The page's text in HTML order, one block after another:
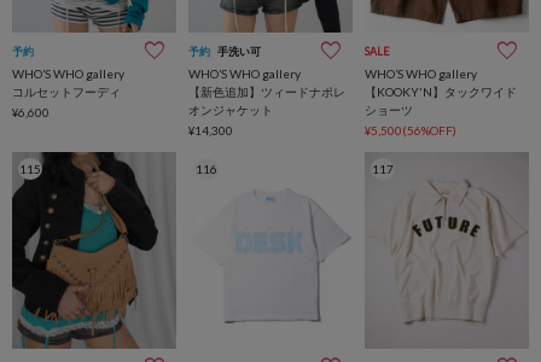
予約
WHO’S WHO gallery
コルセットフーディ
¥6,600
予約 手洗い可
WHO’S WHO gallery
【新色追加】ツィードナポレ
オンジャケット
¥14,300
SALE
WHO’S WHO gallery
【KOOKY'N】タックワイド
ショーツ
¥5,500(56%OFF)
115 116 117